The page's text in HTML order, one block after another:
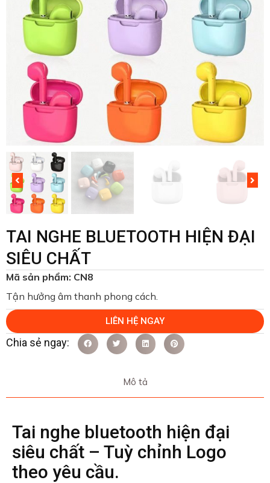
TAI NGHE BLUETOOTH HIỆN ĐẠI
SIÊU CHẤT
Mã sản phẩm: CN8
Tận hưởng âm thanh phong cách.
LIÊN HỆ NGAY
Mô tả
Tai nghe bluetooth hiện đại
siêu chất – Tuỳ chỉnh Logo
theo yêu cầu.